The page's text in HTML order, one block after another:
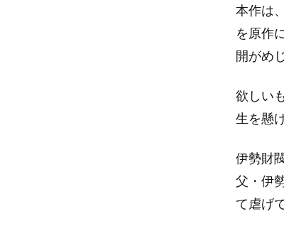
本作は
を原作
開がめ
欲しい
生を懸
伊勢財
父・伊
て虐げ